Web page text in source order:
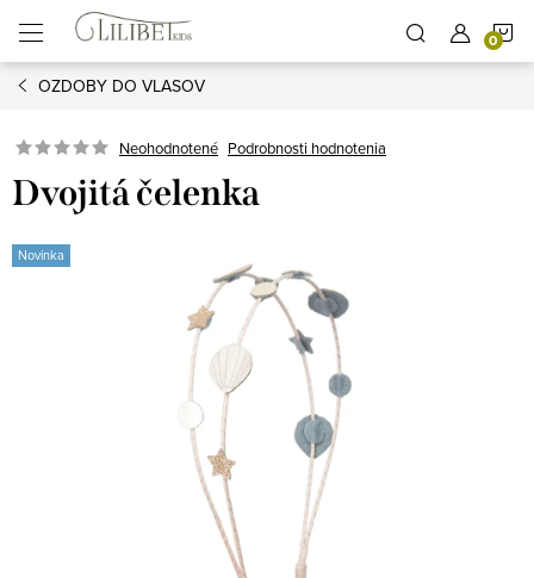
obsah
OZDOBY DO VLASOV
Neohodnotené Podrobnosti hodnotenia
Dvojitá čelenka
Novinka